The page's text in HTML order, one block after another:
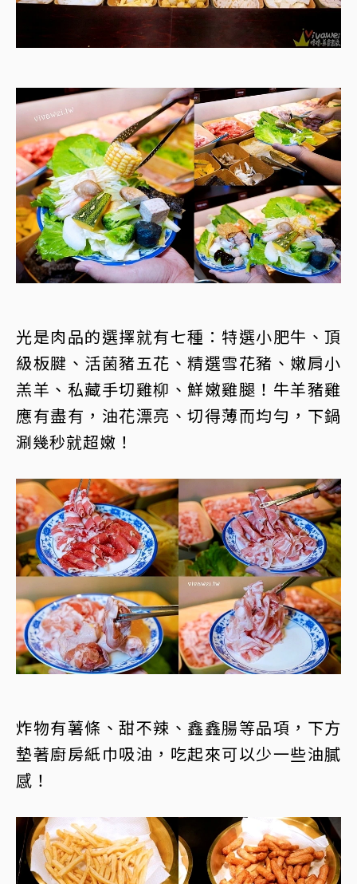
光是肉品的選擇就有七種：特選小肥牛、頂
級板腱、活菌豬五花、精選雪花豬、嫩肩小
羔羊、私藏手切雞柳、鮮嫩雞腿！牛羊豬雞
應有盡有，油花漂亮、切得薄而均勻，下鍋
涮幾秒就超嫩！
炸物有薯條、甜不辣、鑫鑫腸等品項，下方
墊著廚房紙巾吸油，吃起來可以少一些油膩
感！